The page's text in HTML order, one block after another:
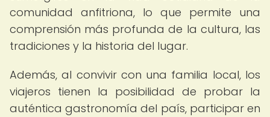
comunidad anfitriona, lo que permite una
comprensión más profunda de la cultura, las
tradiciones y la historia del lugar.
Además, al convivir con una familia local, los
viajeros tienen la posibilidad de probar la
auténtica gastronomía del país, participar en